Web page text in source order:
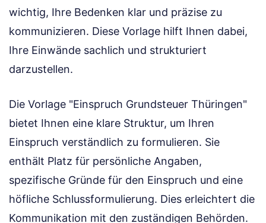
wichtig, Ihre Bedenken klar und präzise zu
kommunizieren. Diese Vorlage hilft Ihnen dabei,
Ihre Einwände sachlich und strukturiert
darzustellen.
Die Vorlage "Einspruch Grundsteuer Thüringen"
bietet Ihnen eine klare Struktur, um Ihren
Einspruch verständlich zu formulieren. Sie
enthält Platz für persönliche Angaben,
spezifische Gründe für den Einspruch und eine
höfliche Schlussformulierung. Dies erleichtert die
Kommunikation mit den zuständigen Behörden.